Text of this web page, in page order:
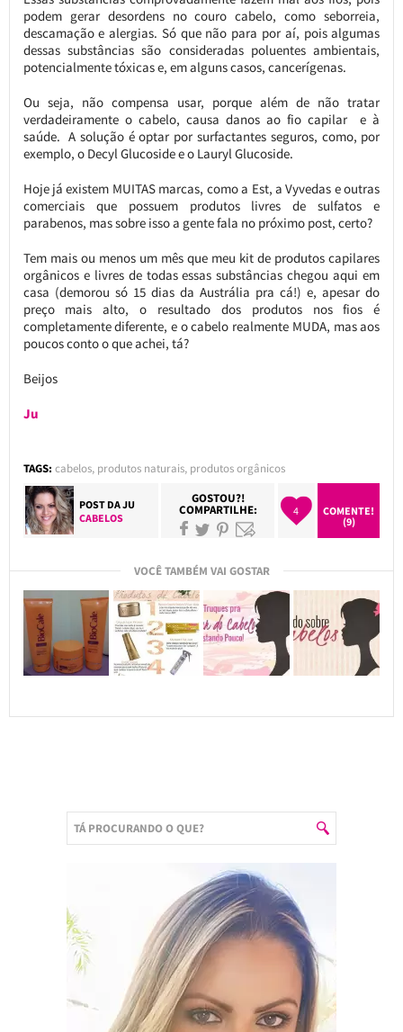
podem gerar desordens no couro cabelo, como seborreia,
descamação e alergias. Só que não para por aí, pois algumas
dessas substâncias são consideradas poluentes ambientais,
potencialmente tóxicas e, em alguns casos, cancerígenas.
Ou seja, não compensa usar, porque além de não tratar
verdadeiramente o cabelo, causa danos ao fio capilar e à
saúde. A solução é optar por surfactantes seguros, como, por
exemplo, o Decyl Glucoside e o Lauryl Glucoside.
Hoje já existem MUITAS marcas, como a Est, a Vyvedas e outras
comerciais que possuem produtos livres de sulfatos e
parabenos, mas sobre isso a gente fala no próximo post, certo?
Tem mais ou menos um mês que meu kit de produtos capilares
orgânicos e livres de todas essas substâncias chegou aqui em
casa (demorou só 15 dias da Austrália pra cá!) e, apesar do
preço mais alto, o resultado dos produtos nos fios é
completamente diferente, e o cabelo realmente MUDA, mas aos
poucos conto o que achei, tá?
Beijos
Ju
TAGS: cabelos, produtos naturais, produtos orgânicos
POST DAJU
CABELOS
GOSTOU?!
COMPARTILHE: 4
COMENTE!
(9)
VOCÊ TAMBÉM VAI GOSTAR